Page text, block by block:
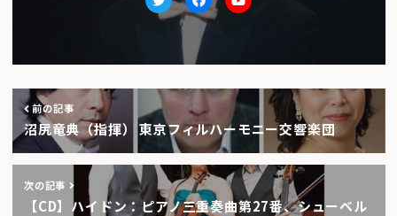
TwitterfacebookYoutube
前の記事
沼尻竜典（指揮） 東京フィルハーモニー交響楽団
次の記事
【CD】ハイドン：ピアノ三重奏曲第27番、シューベル